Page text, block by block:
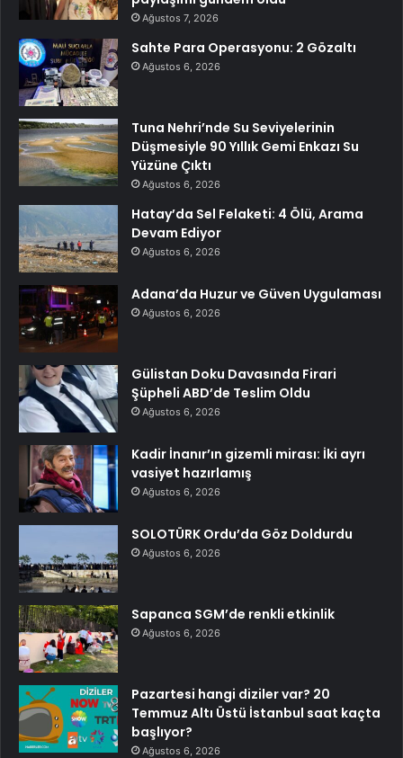
Ağustos 7, 2026
Sahte Para Operasyonu: 2 Gözaltı
Ağustos 6, 2026
Tuna Nehri’nde Su Seviyelerinin
Düşmesiyle 90 Yıllık Gemi Enkazı Su
Yüzüne Çıktı
Ağustos 6, 2026
Hatay’da Sel Felaketi: 4 Ölü, Arama
Devam Ediyor
Ağustos 6, 2026
Adana’da Huzur ve Güven Uygulaması
Ağustos 6, 2026
Gülistan Doku Davasında Firari
Şüpheli ABD’de Teslim Oldu
Ağustos 6, 2026
Kadir İnanır’ın gizemli mirası: İki ayrı
vasiyet hazırlamış
Ağustos 6, 2026
SOLOTÜRK Ordu’da Göz Doldurdu
Ağustos 6, 2026
Sapanca SGM’de renkli etkinlik
Ağustos 6, 2026
Pazartesi hangi diziler var? 20
Temmuz Altı Üstü İstanbul saat kaçta
başlıyor?
Ağustos 6, 2026